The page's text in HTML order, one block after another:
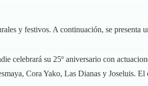
y festivos. A continuación, se presenta
celebrará su 25º aniversario con
Cora Yako, Las Dianas y Joseluis. El